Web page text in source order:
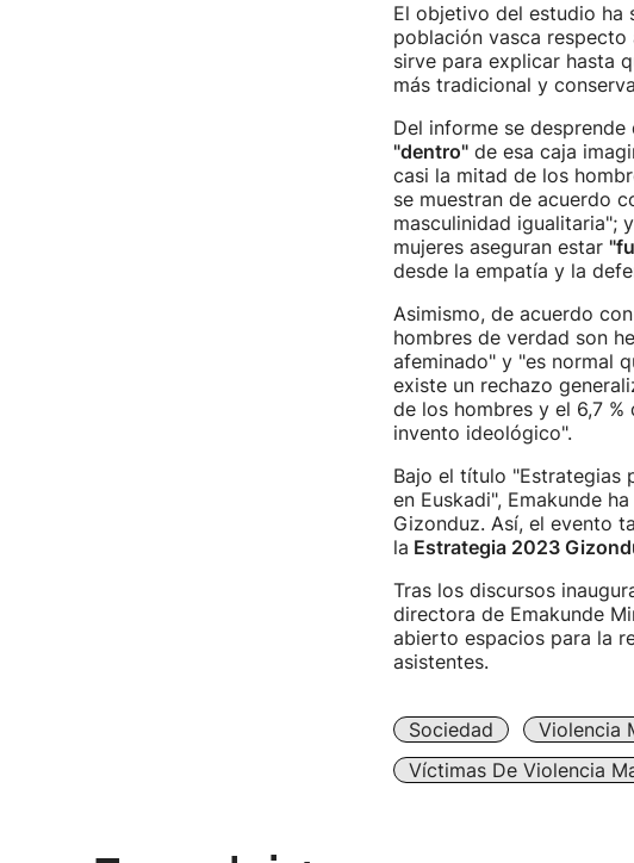
El objetivo del estudio ha
población vasca respecto
sirve para explicar hasta
más tradicional y
Del informe se desprende
"dentro"de esa caja
casi la mitad de los
se muestran de acuerdo
masculinidad igualitaria";
mujeres aseguran estar
desde la empatía y la
Asimismo, de acuerdo
hombres de verdad son
afeminado" y "es normal
existe un rechazo
de los hombres y el 6,7
invento ideológico".
Bajo el título "Estrategias
en Euskadi", Emakunde
Gizonduz. Así, el evento
la Estrategia 2023
Tras los discursos
directora de Emakunde
abierto espacios para la
asistentes.
Sociedad Violencia
Víctimas De Violencia